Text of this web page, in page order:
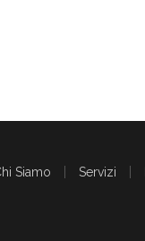
Siamo Servizi